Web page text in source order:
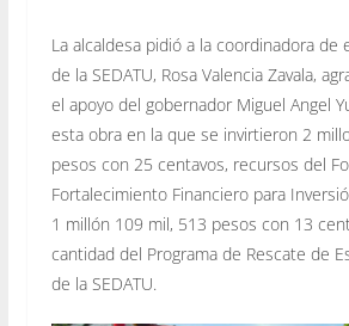
La alcaldesa pidió a la coordinadora de
de la SEDATU, Rosa Valencia Zavala,
el apoyo del gobernador Miguel Angel
esta obra en la que se invirtieron 2
pesos con 25 centavos, recursos del
Fortalecimiento Financiero para
1 millón 109 mil, 513 pesos con 13
cantidad del Programa de Rescate de
de la SEDATU.